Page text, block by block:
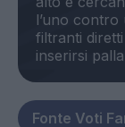
l’uno
filtranti